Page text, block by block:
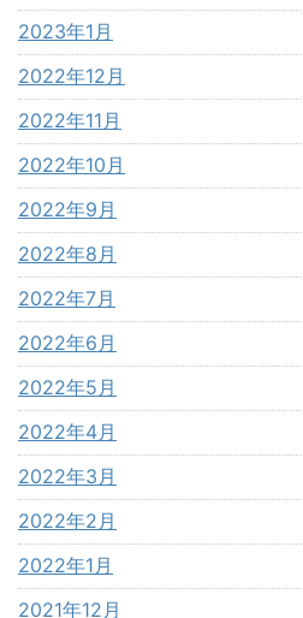
2023年1月
2022年12月
2022年11月
2022年10月
2022年9月
2022年8月
2022年7月
2022年6月
2022年5月
2022年4月
2022年3月
2022年2月
2022年1月
2021年12月